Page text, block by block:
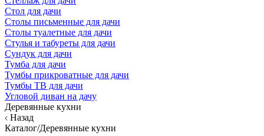
Стол для дачи
Столы письменные для дачи
Столы туалетные для дачи
Стулья и табуреты для дачи
Сундук для дачи
Тумба для дачи
Тумбы прикроватные для дачи
Тумбы ТВ для дачи
Угловой диван на дачу
Деревянные кухни
Назад
Каталог/Деревянные кухни